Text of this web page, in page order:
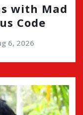
with Mad
Code
6, 2026